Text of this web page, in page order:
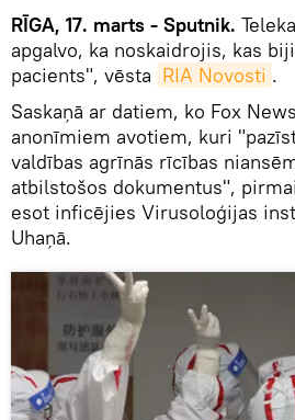
RĪGA, 17. marts - Sputnik.
apgalvo, ka noskaidrojis, kas
pacients", vēsta RIA Novosti .
Saskaņā ar datiem, ko Fox
anonīmiem avotiem, kuri
valdības agrīnās rīcības
atbilstošos dokumentus",
esot inficējies Virusoloģijas
Uhaņā.